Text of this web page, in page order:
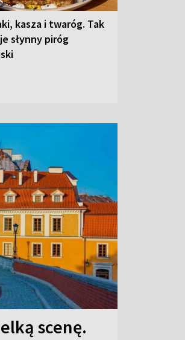
kasza i twaróg. Tak
słynny piróg
scenę.